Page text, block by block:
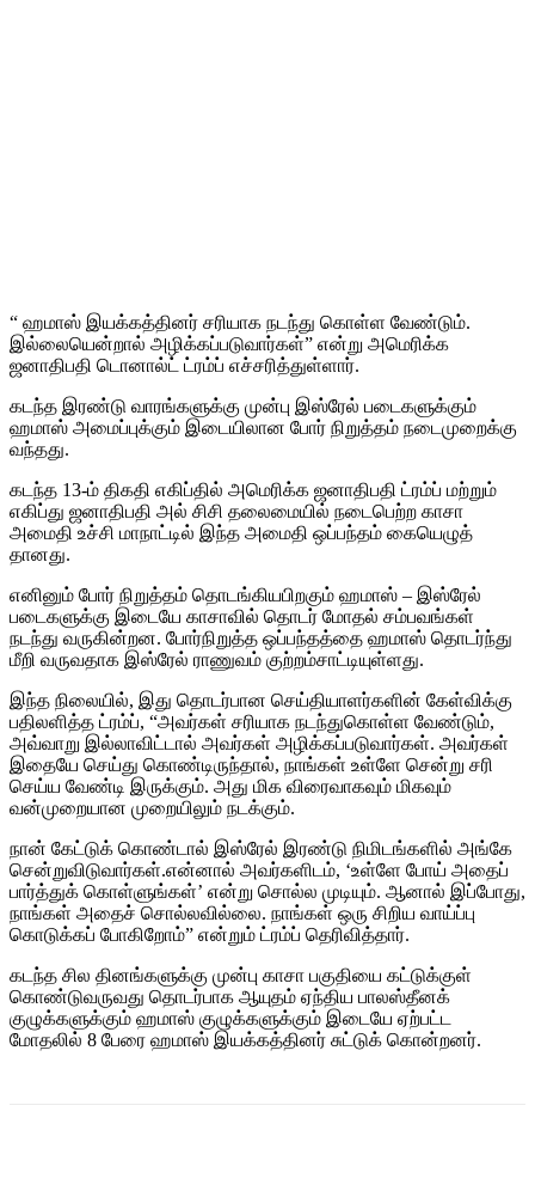
“ ஹமாஸ் இயக்கத்தினர் சரியாக நடந்து கொள்ள வேண்டும்.
இல்லையென்றால் அழிக்கப்படுவார்கள்” என்று அமெரிக்க
ஜனாதிபதி டொனால்ட் ட்ரம்ப் எச்சரித்துள்ளார்.
கடந்த இரண்டு வாரங்களுக்கு முன்பு இஸ்ரேல் படைகளுக்கும்
ஹமாஸ் அமைப்புக்கும் இடையிலான போர் நிறுத்தம் நடைமுறைக்கு
வந்தது.
கடந்த 13-ம் திகதி எகிப்​தில் அமெரிக்க ஜனாதிபதி ட்ரம்ப் மற்​றும்
எகிப்து ஜனாதிபதி அல் சிசி தலை​மை​யில் நடை​பெற்ற காசா
அமைதி உச்சி மாநாட்​டில் இந்த அமைதி ஒப்​பந்​தம் கையெழுத்​
தானது.
எனினும் போர் நிறுத்தம் தொடங்கியபிறகும் ஹமாஸ் – இஸ்ரேல்
படைகளுக்கு இடையே காசாவில் தொடர் மோதல் சம்பவங்கள்
நடந்து வருகின்றன. போர்நிறுத்த ஒப்பந்தத்தை ஹமாஸ் தொடர்ந்து
மீறி வருவதாக இஸ்ரேல் ராணுவம் குற்றம்சாட்டியுள்ளது.
இந்த நிலையில், இது தொடர்பான செய்தியாளர்களின் கேள்விக்கு
பதிலளித்த ட்ரம்ப், “அவர்கள் சரியாக நடந்துகொள்ள வேண்டும்,
அவ்வாறு இல்லாவிட்டால் அவர்கள் அழிக்கப்படுவார்கள். அவர்கள்
இதையே செய்து கொண்டிருந்தால், நாங்கள் உள்ளே சென்று சரி
செய்ய வேண்டி இருக்கும். அது மிக விரைவாகவும் மிகவும்
வன்முறையான முறையிலும் நடக்கும்.
நான் கேட்டுக் கொண்டால் இஸ்ரேல் இரண்டு நிமிடங்களில் அங்கே
சென்றுவிடுவார்கள்.என்னால் அவர்களிடம், ‘உள்ளே போய் அதைப்
பார்த்துக் கொள்ளுங்கள்’ என்று சொல்ல முடியும். ஆனால் இப்போது,
​​நாங்கள் அதைச் சொல்லவில்லை. நாங்கள் ஒரு சிறிய வாய்ப்பு
கொடுக்கப் போகிறோம்” என்றும் ட்ரம்ப் தெரிவித்தார்.
கடந்த சில தினங்களுக்கு முன்பு காசா பகு​தியை கட்​டுக்​குள்
கொண்​டு​வரு​வது தொடர்​பாக ஆயுதம் ஏந்​திய பாலஸ்​தீனக்
குழுக்களுக்கும் ஹமாஸ் குழுக்​களுக்​கும் இடையே ஏற்பட்ட
மோதலில் 8 பேரை ஹமாஸ் இயக்கத்தினர் சுட்டுக் கொன்றனர்.